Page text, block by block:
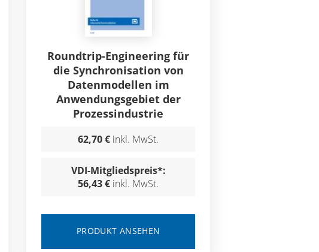
Roundtrip-Engineering für
die Synchronisation von
Datenmodellen im
Anwendungsgebiet der
Prozessindustrie
62,70 € inkl. MwSt.
VDI-Mitgliedspreis*:
56,43 € inkl. MwSt.
PRODUKT ANSEHEN